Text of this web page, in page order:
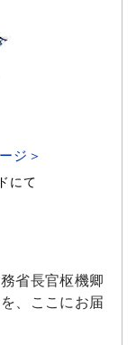
ジ＞
にて
省長官枢機卿
、ここにお届